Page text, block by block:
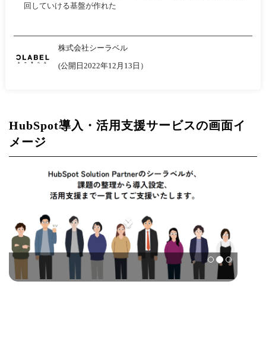
回していける基盤が作れた
株式会社シーラベル
(公開日2022年12月13日）
HubSpot導入・活用支援サービスの画面イ
メージ